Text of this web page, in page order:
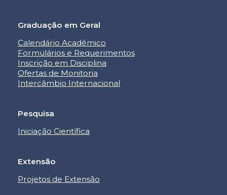
Graduação em Geral
Calendário Acadêmico
Formulários e Requerimentos
Inscrição em Disciplina
Ofertas de Monitoria
Intercâmbio Internacional
Pesquisa
Iniciação Científica
Extensão
Projetos de Extensão